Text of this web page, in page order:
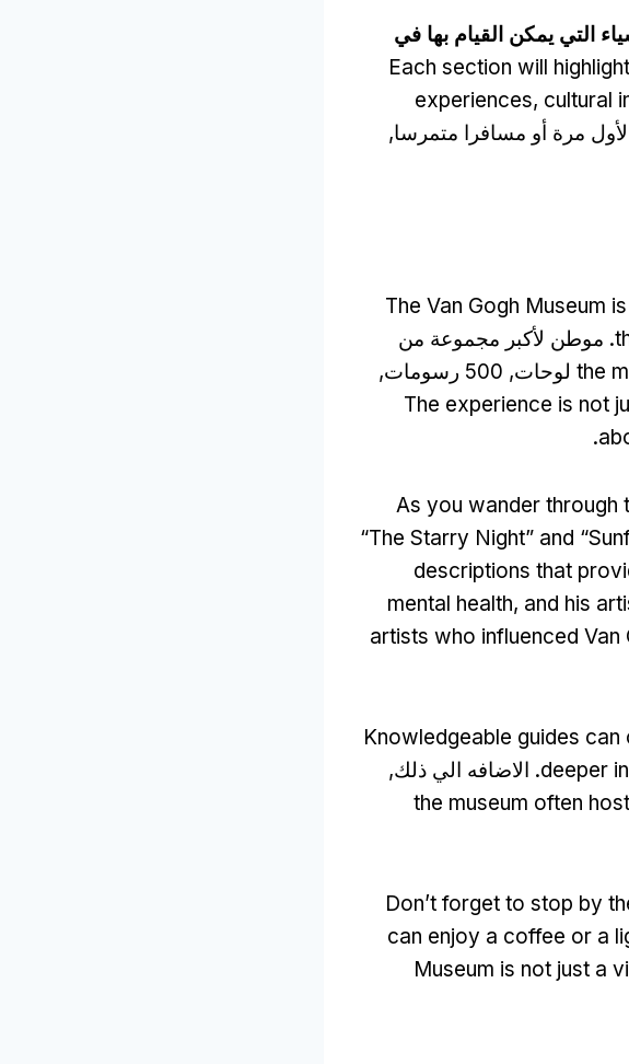
الأشياء التي يمكن القيام بها في
Each section will
experiences, cultural
مرة أو مسافرا متمرسا,
The Van Gogh Museum
. موطن لأكبر مجموعة من
the
200 لوحات, 500 رسومات,
The experience is not
.
As you wander through
“The Starry Night” and
descriptions that
mental health, and his
artists who influenced Van
Knowledgeable guides can
deeper. الاضافه الي ذلك,
the museum often
Don’t forget to stop by
can enjoy a coffee or a
Museum is not just a